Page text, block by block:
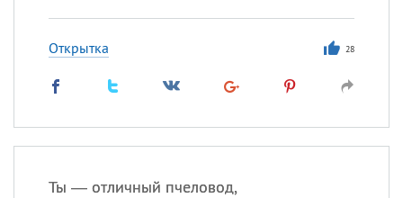
Открытка 28
Ты — отличный пчеловод,